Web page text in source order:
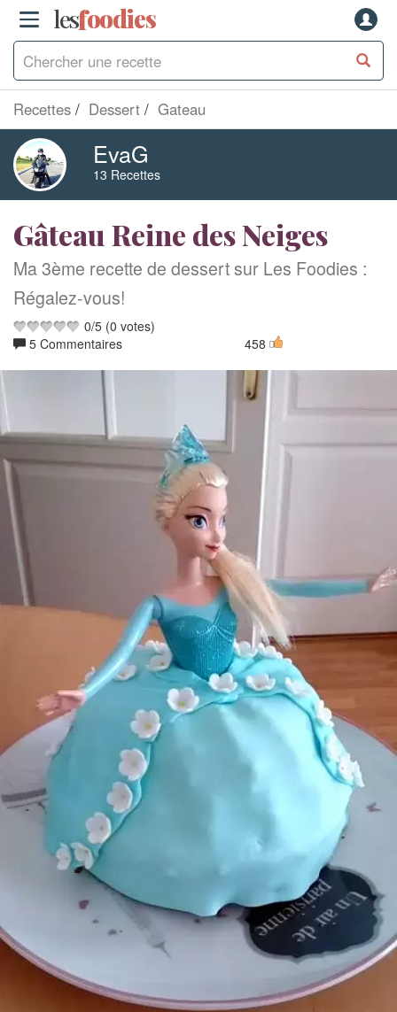
lesfoodies
Recettes Dessert Gateau
EvaG
13 Recettes
Gâteau Reine des Neiges
Ma 3ème recette de dessert sur Les Foodies :
Régalez-vous!
0/5 (0 votes)
5 Commentaires
458